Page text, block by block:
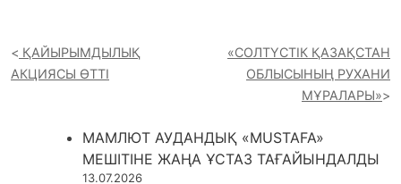
ҚАЙЫРЫМДЫЛЫҚ
АКЦИЯСЫ ӨТТІ
«СОЛТҮСТІК ҚАЗАҚСТАН
ОБЛЫСЫНЫҢ РУХАНИ
МҰРАЛАРЫ»
МАМЛЮТ АУДАНДЫҚ «MUSTAFA»
МЕШІТІНЕ ЖАҢА ҰСТАЗ ТАҒАЙЫНДАЛДЫ
13.07.2026